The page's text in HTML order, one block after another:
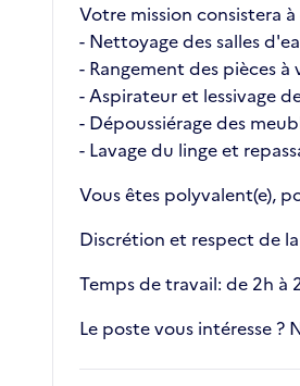
Votre mission consistera
- Nettoyage des salles
- Rangement des pièces
- Aspirateur et lessivage
- Dépoussiérage des
- Lavage du linge et
Vous êtes polyvalent(e),
Discrétion et respect de
Temps de travail: de 2h
Le poste vous intéresse ?